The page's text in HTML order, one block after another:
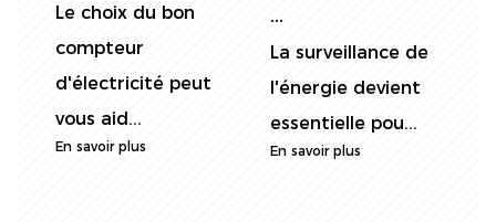
Mesurer la
consommation
d'énergie avec
précision est...
En savoir plus
d'installati...
Les compteurs
électriques de rail
DIN monophasé
sont larg...